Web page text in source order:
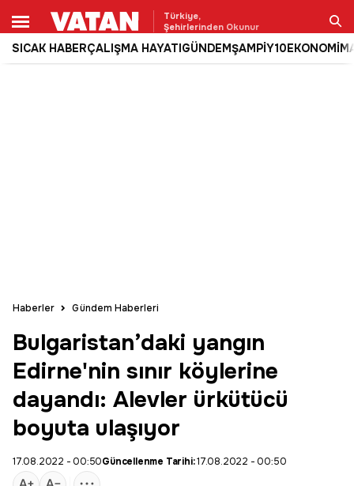
Türkiye,
Şehirlerinden Okunur
SICAK HABERÇALIŞMA HAYATIGÜNDEMŞAMPİY10EKONOMİ
Ara
Haberler Gündem Haberleri
Bulgaristan’daki yangın
Edirne'nin sınır köylerine
dayandı: Alevler ürkütücü
boyuta ulaşıyor
17.08.2022 - 00:50Güncellenme Tarihi:17.08.2022 - 00:50